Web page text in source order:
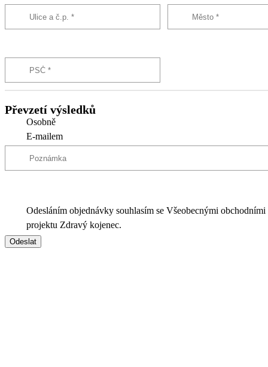
Převzetí výsledků
Osobně
E-mailem
Odesláním objednávky souhlasím se Všeobecnými
projektu Zdravý kojenec.